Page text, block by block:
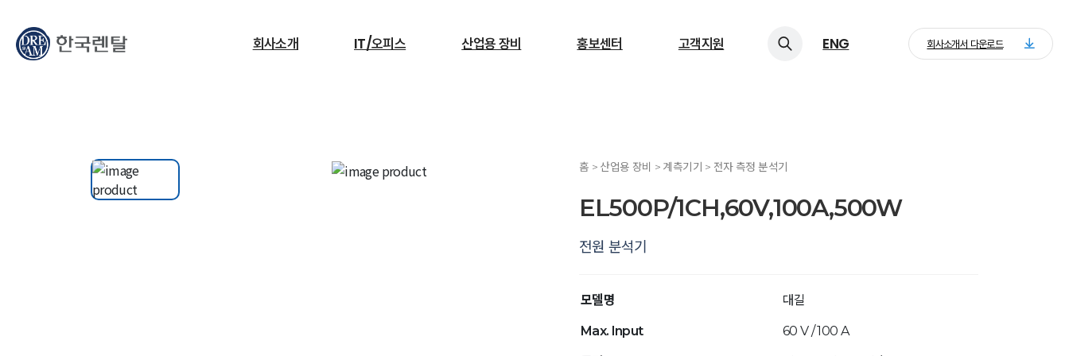
회사소개 IT/오피스 산업용 장비 홍보센터 고객지원 ENG
무엇을 찾고 계신가요?
ESG RF 서빙로봇
회사소개서 다운로드
홈 > 산업용 장비 > 계측기기 > 전자 측정 분석기
EL500P/1CH,60V,100A,500W
전원 분석기
모델명 대길
Max. Input 60 V / 100 A